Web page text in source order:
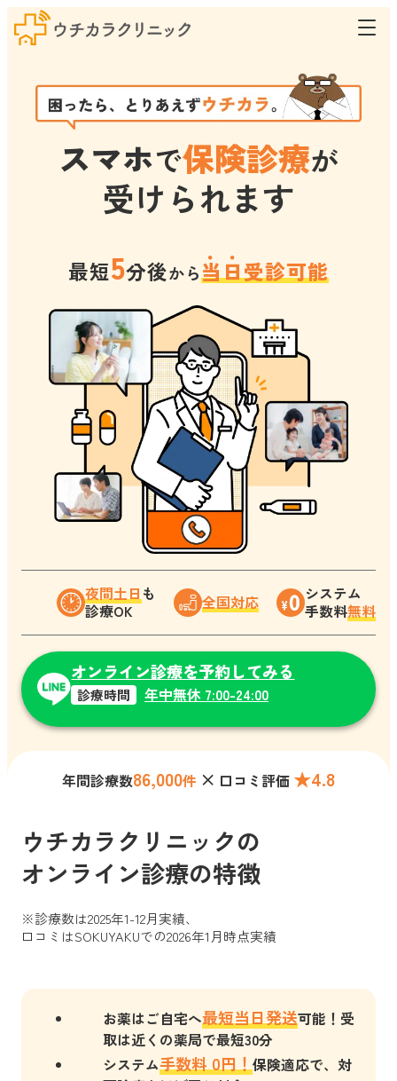
スマホで保険診療が
受けられます
最短5分後から当日受診可能
夜間土日 も
診療OK
全国対応
システム
手数料無料
オンライン診療を予約してみる
診療時間 年中無休 7:00-24:00
年間診療数86,000件 × 口コミ評価 ★4.8
ウチカラクリニックの
オンライン診療の特徴
※診療数は2025年1-12月実績、
口コミはSOKUYAKUでの2026年1月時点実績
お薬はご自宅へ最短当日発送可能！受
取は近くの薬局で最短30分
システム手数料 0円！ 保険適応で、対